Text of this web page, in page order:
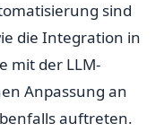
sind
die Integration in
mit der LLM-
Anpassung an
auftreten.